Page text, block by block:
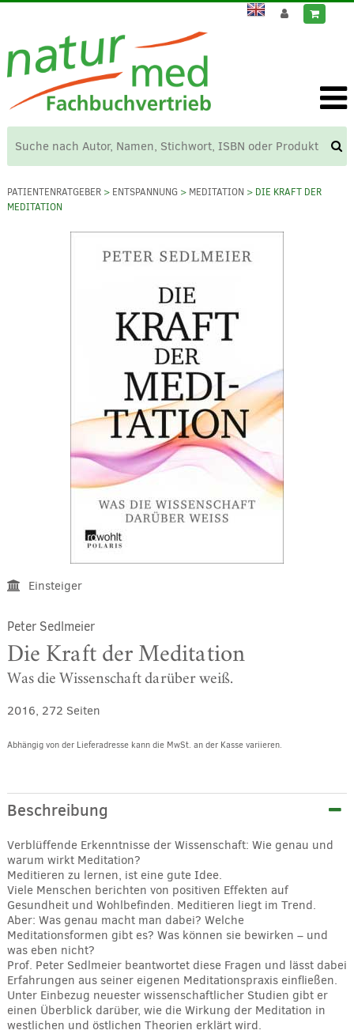
PATIENTENRATGEBER> ENTSPANNUNG> MEDITATION > DIE KRAFT DER
MEDITATION
Einsteiger
Peter Sedlmeier
Die Kraft der Meditation
Was die Wissenschaft darüber weiß.
2016, 272 Seiten
Abhängig von der Lieferadresse kann die MwSt. an der Kasse variieren.
Beschreibung
Verblüffende Erkenntnisse der Wissenschaft: Wie genau und
warum wirkt Meditation?
Meditieren zu lernen, ist eine gute Idee.
Viele Menschen berichten von positiven Effekten auf
Gesundheit und Wohlbefinden. Meditieren liegt im Trend.
Aber: Was genau macht man dabei? Welche
Meditationsformen gibt es? Was können sie bewirken – und
was eben nicht?
Prof. Peter Sedlmeier beantwortet diese Fragen und lässt dabei
Erfahrungen aus seiner eigenen Meditationspraxis einfließen.
Unter Einbezug neuester wissenschaftlicher Studien gibt er
einen Überblick darüber, wie die Wirkung der Meditation in
westlichen und östlichen Theorien erklärt wird.